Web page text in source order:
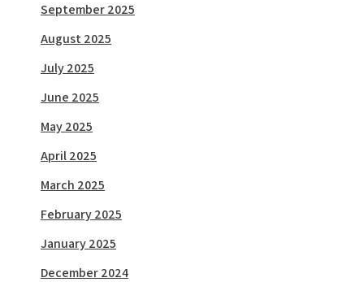
September 2025
August 2025
July 2025
June 2025
May 2025
April 2025
March 2025
February 2025
January 2025
December 2024